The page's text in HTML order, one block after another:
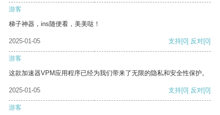
游客
梯子神器，ins随便看，美美哒！
2025-01-05 支持[0] 反对[0]
游客
这款加速器VPM应用程序已经为我们带来了无限的隐私和安全性保护。
2025-01-05 支持[0] 反对[0]
游客